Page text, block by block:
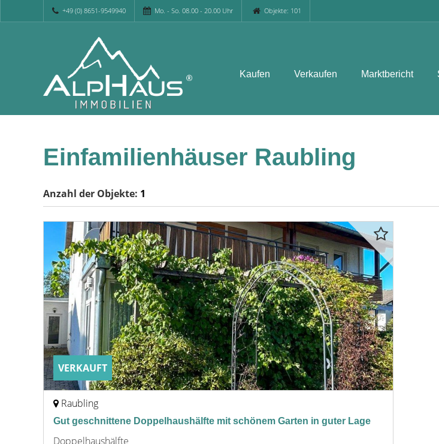
+49 (0) 8651-9549940 Mo. - So. 08.00 - 20.00 Uhr Objekte: 101
Kaufen Verkaufen Marktbericht
Einfamilienhäuser Raubling
Anzahl der Objekte: 1
VERKAUFT
Raubling
Gut geschnittene Doppelhaushälfte mit schönem Garten in guter Lage
Doppelhaushälfte